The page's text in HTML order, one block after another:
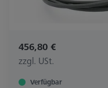
456,80 €
zzgl. USt.
Verfügbar